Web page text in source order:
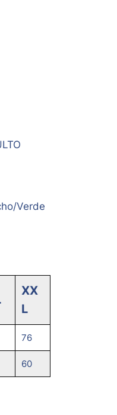
Verde
XX
L
76
60